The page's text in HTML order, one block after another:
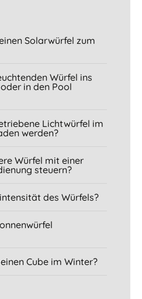
Solarwürfel zum
Würfel ins
in den Pool
Lichtwürfel im
werden?
Würfel mit einer
steuern?
des Würfels?
Cube im Winter?